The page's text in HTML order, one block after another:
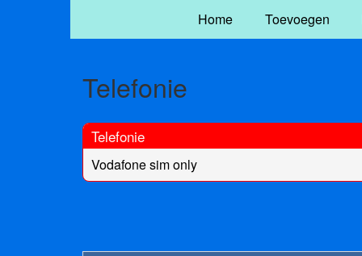
Home Toevoegen
Telefonie
Telefonie
Vodafone sim only